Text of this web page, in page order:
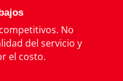
No
del servicio y
el costo.